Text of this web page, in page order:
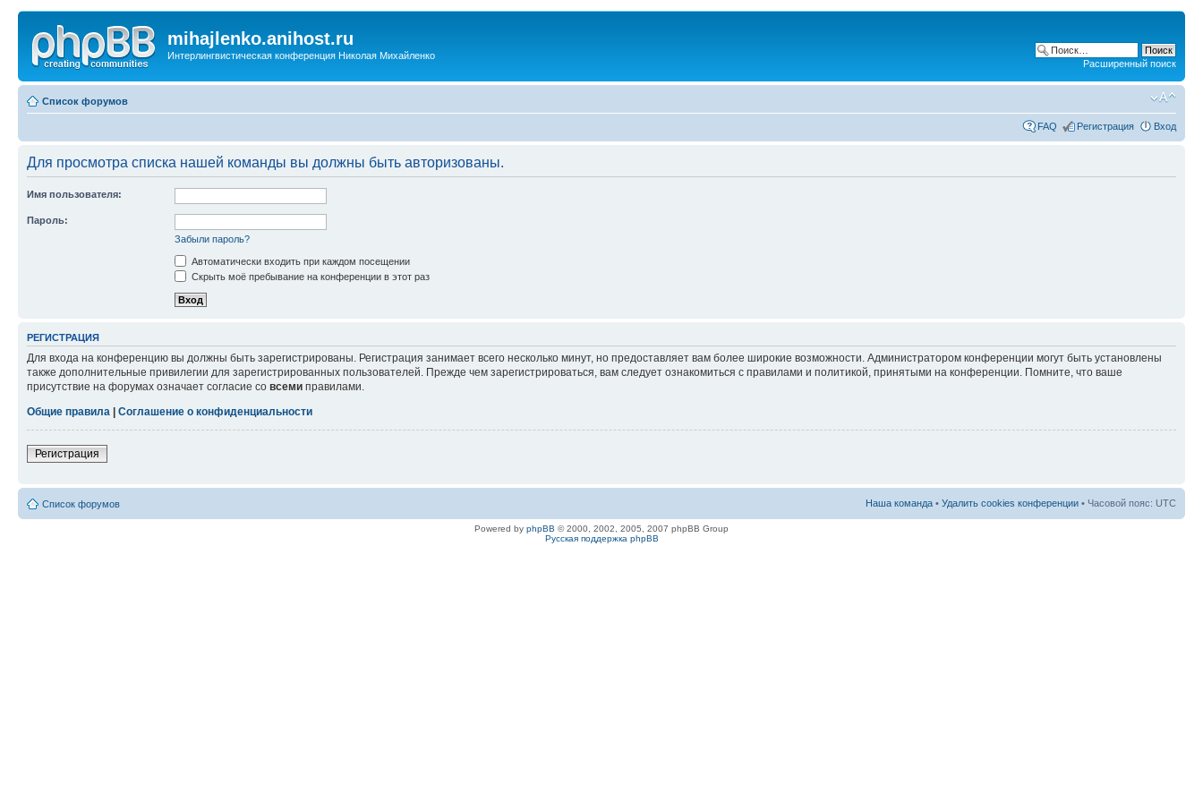
mihajlenko.anihost.ru
Интерлингвистическая конференция Николая Михайленко
Расширенный поиск
Список форумов
FAQ Регистрация Вход
Для просмотра списка нашей команды вы должны быть авторизованы.
Имя пользователя:
Пароль:
Забыли пароль?
Автоматически входить при каждом посещении
Скрыть моё пребывание на конференции в этот раз
РЕГИСТРАЦИЯ
Для входа на конференцию вы должны быть зарегистрированы. Регистрация занимает всего несколько минут, но предоставляет вам более широкие возможности. Администратором конференции могут быть установлены
также дополнительные привилегии для зарегистрированных пользователей. Прежде чем зарегистрироваться, вам следует ознакомиться с правилами и политикой, принятыми на конференции. Помните, что ваше
присутствие на форумах означает согласие со всеми правилами.
Общие правила
Соглашение о конфиденциальности
Регистрация
Список форумов Наша команда • Удалить cookies конференции • Часовой пояс: UTC
Powered by phpBB © 2000, 2002, 2005, 2007 phpBB Group
Русская поддержка phpBB